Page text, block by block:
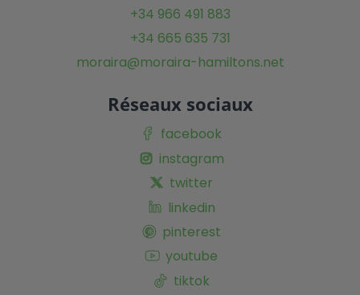
+34 966 491 883
+34 665 635 731
moraira@moraira-hamiltons.net
Réseaux sociaux
facebook
instagram
twitter
linkedin
pinterest
youtube
tiktok